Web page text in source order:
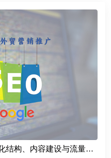
结构、内容建设与流量增